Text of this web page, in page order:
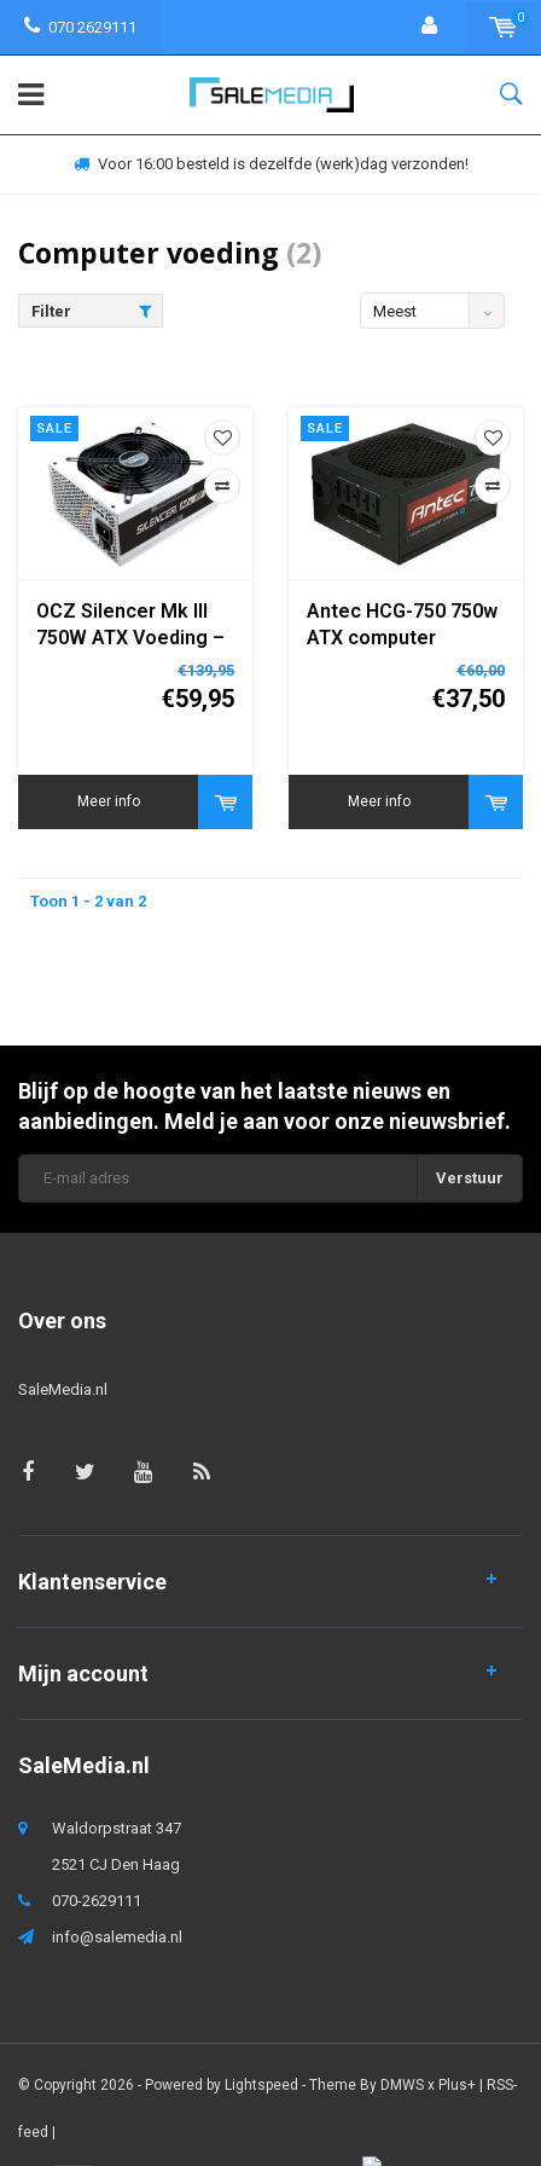
070 2629111
0
Voor 16:00 besteld is dezelfde (werk)dag verzonden!
Computer voeding (2)
Filter
Meest
SALE
OCZ Silencer Mk III
750W ATX Voeding –
80 PLUS Gold, Semi-
Modulair, Stille
€139,95
€59,95
Meer info
SALE
Antec HCG-750 750w
ATX computer
€60,00
€37,50
Meer info
Toon 1 - 2 van 2
Blijf op de hoogte van het laatste nieuws en
aanbiedingen. Meld je aan voor onze nieuwsbrief.
Verstuur
Over ons
SaleMedia.nl
Klantenservice
Mijn account
SaleMedia.nl
Waldorpstraat 347
2521 CJ Den Haag
070-2629111
info@salemedia.nl
© Copyright 2026 - Powered by Lightspeed - Theme By DMWS x Plus+ | RSS-
feed |